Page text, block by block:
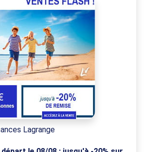
Lagrange